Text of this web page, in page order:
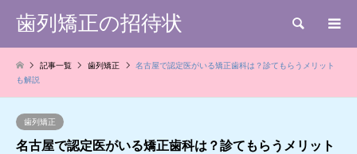
歯列矯正の招待状 検索
記事一覧 歯列矯正
名古屋で認定医がいる矯正歯科は？診てもらうメリット
も解説
歯列矯正
名古屋で認定医がいる矯正歯科は？診てもらうメリット